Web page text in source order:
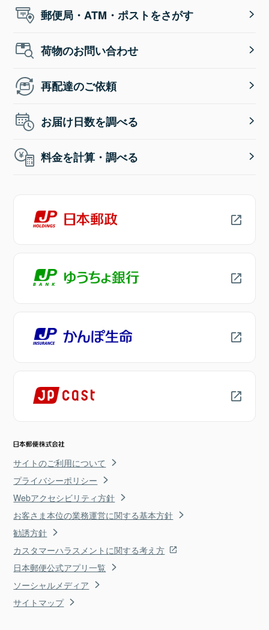
郵便局・ATM・ポストをさがす
荷物のお問い合わせ
再配達のご依頼
お届け日数を調べる
料金を計算・調べる
サイトのご利用について
プライバシーポリシー
Webアクセシビリティ方針
お客さま本位の業務運営に関する基本方針
勧誘方針
カスタマーハラスメントに関する考え方
日本郵便公式アプリ一覧
ソーシャルメディア
サイトマップ